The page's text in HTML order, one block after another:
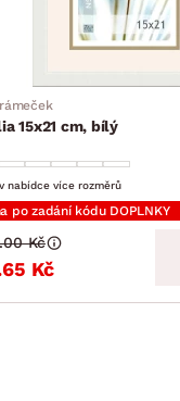
15x21 cm, bílý
v nabídce více rozměrů
po zadání kódu DOPLNKY
Kč
Kč